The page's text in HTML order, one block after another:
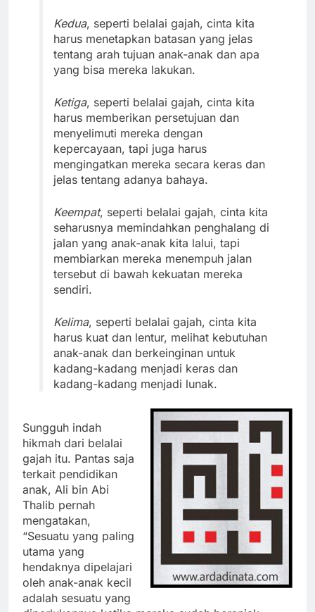
Kedua, seperti belalai gajah, cinta kita
harus menetapkan batasan yang jelas
tentang arah tujuan anak-anak dan apa
yang bisa mereka lakukan.
Ketiga, seperti belalai gajah, cinta kita
harus memberikan persetujuan dan
menyelimuti mereka dengan
kepercayaan, tapi juga harus
mengingatkan mereka secara keras dan
jelas tentang adanya bahaya.
Keempat, seperti belalai gajah, cinta kita
seharusnya memindahkan penghalang di
jalan yang anak-anak kita lalui, tapi
membiarkan mereka menempuh jalan
tersebut di bawah kekuatan mereka
sendiri.
Kelima, seperti belalai gajah, cinta kita
harus kuat dan lentur, melihat kebutuhan
anak-anak dan berkeinginan untuk
kadang-kadang menjadi keras dan
kadang-kadang menjadi lunak.
Sungguh indah
hikmah dari belalai
gajah itu. Pantas saja
terkait pendidikan
anak, Ali bin Abi
Thalib pernah
mengatakan,
“Sesuatu yang paling
utama yang
hendaknya dipelajari
oleh anak-anak kecil
adalah sesuatu yang